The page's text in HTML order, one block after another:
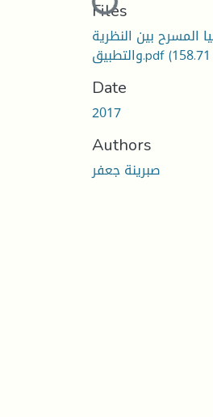
Files
المسرح بين النظرية
والتطبيق.pdf
Date
2017
Authors
صبرينة جعفر